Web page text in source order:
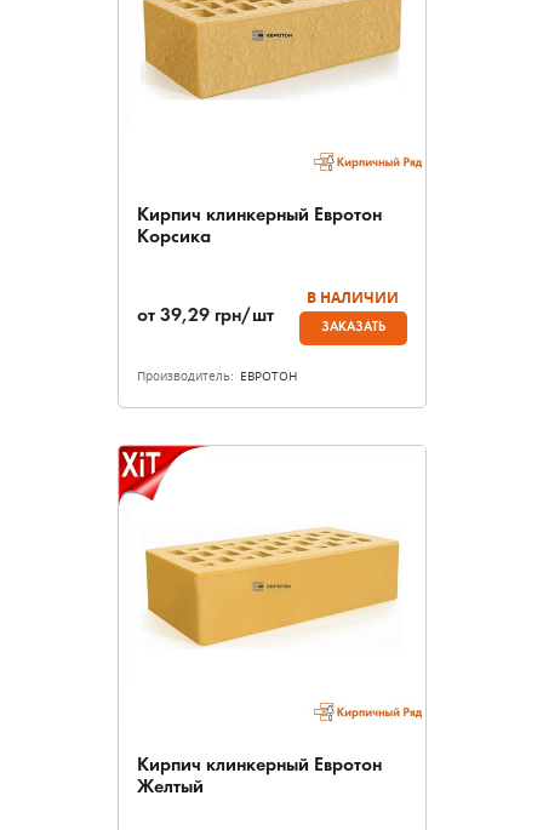
Кирпич клинкерный Евротон
Корсика
от 39,29 грн/шт
В НАЛИЧИИ
ЗАКАЗАТЬ
Производитель: ЕВРОТОН
Кирпич клинкерный Евротон
Желтый